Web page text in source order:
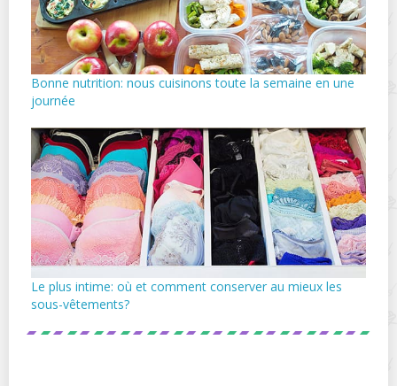
Bonne nutrition: nous cuisinons toute la semaine en une
journée
Le plus intime: où et comment conserver au mieux les
sous-vêtements?